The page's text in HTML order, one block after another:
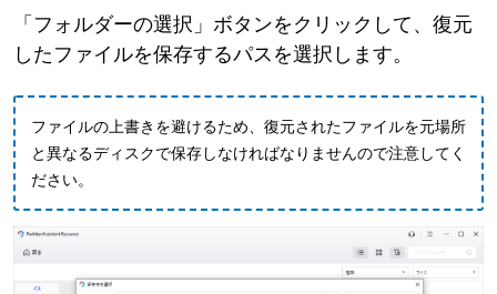
「フォルダーの選択」ボタンをクリックして、復元
したファイルを保存するパスを選択します。
ファイルの上書きを避けるため、復元されたファイルを元場所
と異なるディスクで保存しなければなりませんので注意してく
ださい。